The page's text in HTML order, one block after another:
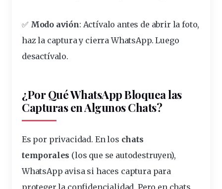
✅ Modo avión: Actívalo antes de abrir la foto,
haz la captura y cierra WhatsApp. Luego
desactívalo.
¿Por Qué WhatsApp Bloquea las
Capturas en Algunos Chats?
Es por privacidad. En los chats
temporales (los que se autodestruyen),
WhatsApp avisa si haces captura para
proteger la confidencialidad. Pero en chats